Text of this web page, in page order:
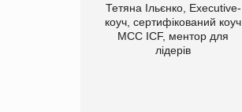
Тетяна Ільєнко, Executive-
коуч, сертифікований коуч
МСС ICF, ментор для
лідерів